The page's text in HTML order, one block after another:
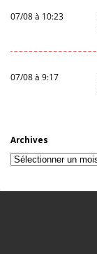
07/08 à 10:23
07/08 à 9:17
Archives
Archives